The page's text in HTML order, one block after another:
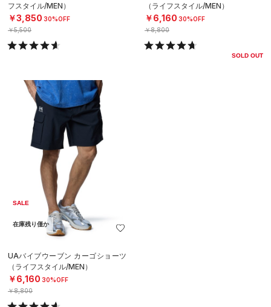
フスタイル/MEN）
￥3,850 30%OFF
￥5,500
（ライフスタイル/MEN）
￥6,160 30%OFF
￥8,800
SOLD OUT
SALE
在庫残り僅か
UAバイブウーブン カーゴショーツ
（ライフスタイル/MEN）
￥6,160 30%OFF
￥8,800